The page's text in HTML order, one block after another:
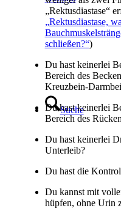
Suche
„Rektusdiastase“
„Rektusdiastase,
schließen?“)
Du hast keinerlei
Bereich des
Kreuzbein-
Du hast keinerlei
Bereich des
Du hast keinerlei
Unterleib?
Du hast die
Du kannst mit
hüpfen, ohne Urin